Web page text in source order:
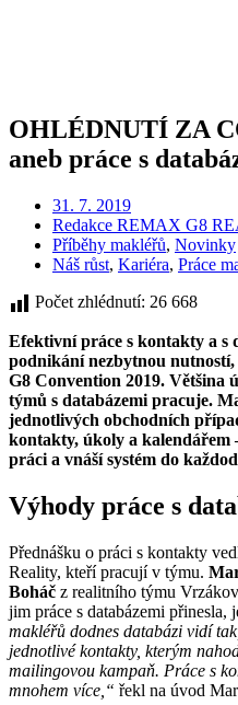
OHLÉDNUTÍ ZA
aneb práce s
31. 7. 2019
Redakce REMAX G8
Příběhy makléřů, Novinky
Náš růst, Kariéra, Práce
Počet zhlédnutí: 26 668
Efektivní práce s kontakty a s
podnikání nezbytnou
G8 Convention 2019. Většina
týmů s databázemi pracuje.
jednotlivých obchodních
kontakty, úkoly a kalendářem
práci a vnáší systém do
Výhody práce s
Přednášku o práci s kontakty
Reality, kteří pracují v týmu.
Boháč z realitního týmu
jim práce s databázemi přinesla,
makléřů dodnes databázi vidí
jednotlivé kontakty, kterým
mailingovou kampaň. Práce s
mnohem více,“ řekl na úvod